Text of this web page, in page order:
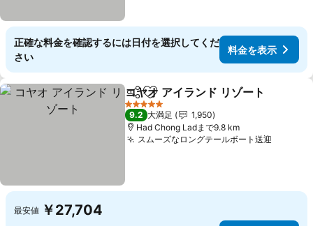
正確な料金を確認するには日付を選択してくだ
さい
料金を表示
シェアお気に入りに追加
コヤオ アイランド リゾート
5 ホテルのランク
9.2 大満足
1,950
Had Chong Ladまで9.8 km
スムーズなロングテールボート送迎
最安値 ￥27,704